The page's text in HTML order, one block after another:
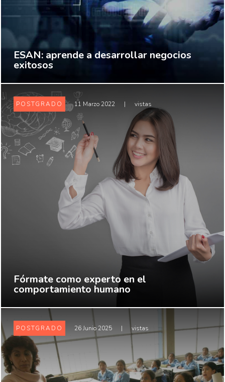
ESAN: aprende a desarrollar negocios
exitosos
POSTGRADO 11 Marzo 2022 | vistas
Fórmate como experto en el
comportamiento humano
POSTGRADO 26 Junio 2025 | vistas